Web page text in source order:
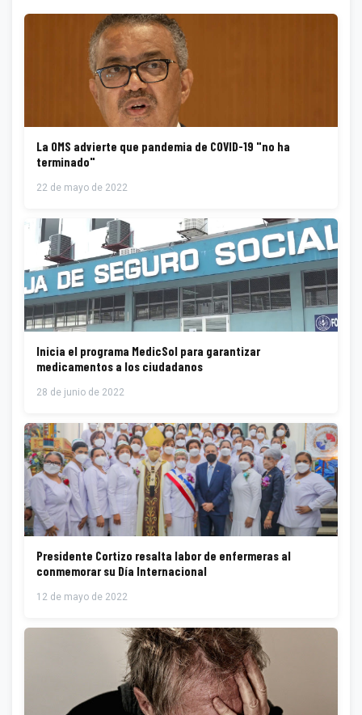
La OMS advierte que pandemia de COVID-19 "no ha
terminado"
22 de mayo de 2022
Inicia el programa MedicSol para garantizar
medicamentos a los ciudadanos
28 de junio de 2022
Presidente Cortizo resalta labor de enfermeras al
conmemorar su Día Internacional
12 de mayo de 2022